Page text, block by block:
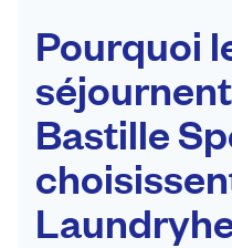
Pourquoi
Bastille